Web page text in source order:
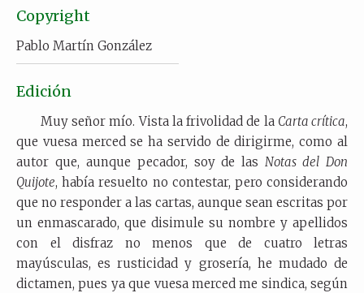
Copyright
Pablo Martín González
Edición
Muy señor mío. Vista la frivolidad de la Carta crítica,
que vuesa merced se ha servido de dirigirme, como al
autor que, aunque pecador, soy de las Notas del Don
Quijote, había resuelto no contestar, pero considerando
que no responder a las cartas, aunque sean escritas por
un enmascarado, que disimule su nombre y apellidos
con el disfraz no menos que de cuatro letras
mayúsculas, es rusticidad y grosería, he mudado de
dictamen, pues ya que vuesa merced me sindica, según